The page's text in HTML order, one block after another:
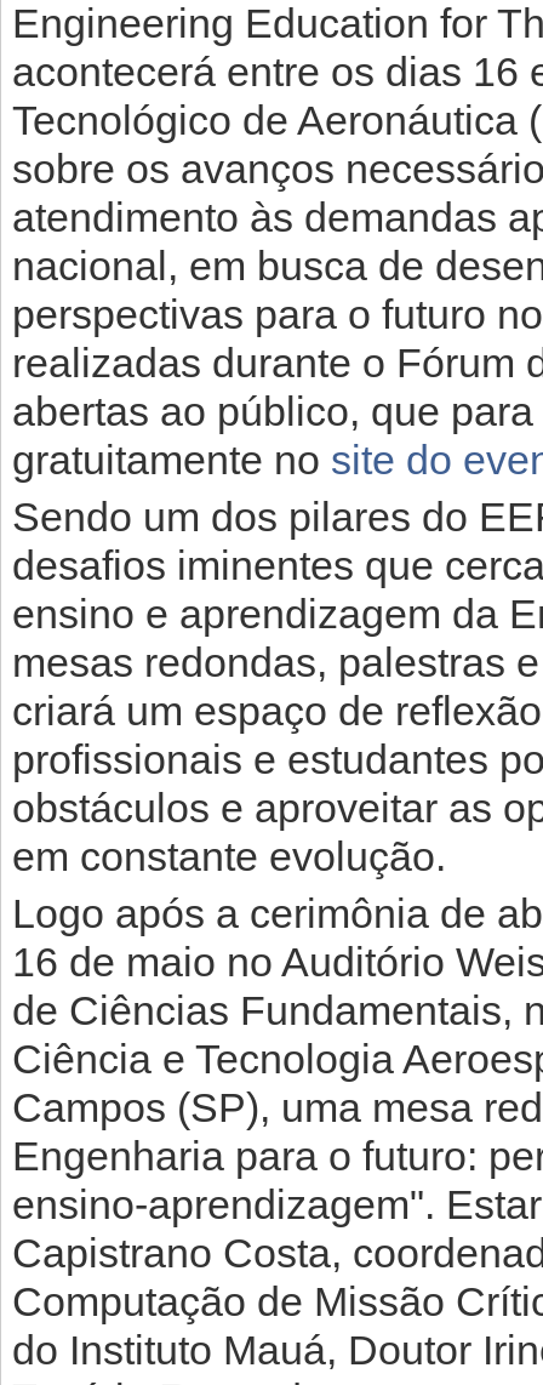
Engineering Education for
acontecerá entre os dias 16
Tecnológico de Aeronáutica
sobre os avanços
atendimento às demandas
nacional, em busca de
perspectivas para o futuro
realizadas durante o Fórum
abertas ao público, que
gratuitamente no site do
Sendo um dos pilares do
desafios iminentes que
ensino e aprendizagem da
mesas redondas, palestras
criará um espaço de
profissionais e estudantes
obstáculos e aproveitar as
em constante evolução.
Logo após a cerimônia de
16 de maio no Auditório
de Ciências Fundamentais,
Ciência e Tecnologia
Campos (SP), uma mesa
Engenharia para o futuro:
ensino-aprendizagem".
Capistrano Costa,
Computação de Missão
do Instituto Mauá, Doutor